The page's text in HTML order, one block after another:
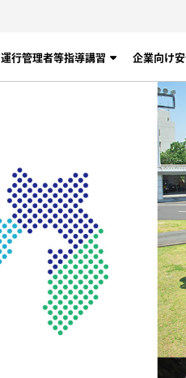
運行管理者等指導講習 企業向け